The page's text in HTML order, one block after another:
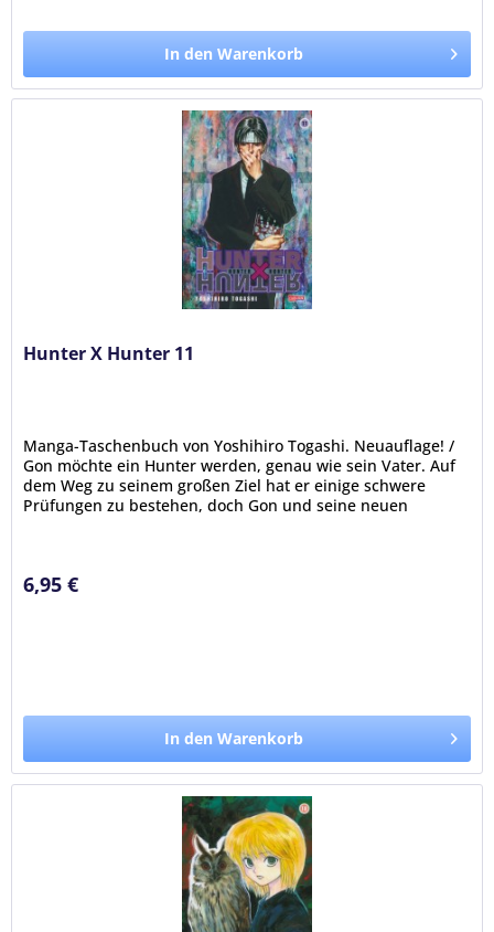
In den Warenkorb
Hunter X Hunter 11
Manga-Taschenbuch von Yoshihiro Togashi. Neuauflage! /
Gon möchte ein Hunter werden, genau wie sein Vater. Auf
dem Weg zu seinem großen Ziel hat er einige schwere
Prüfungen zu bestehen, doch Gon und seine neuen
6,95 €
In den Warenkorb